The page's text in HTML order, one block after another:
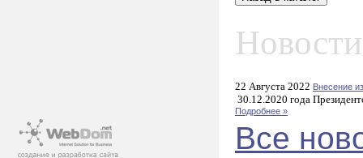
22 Августа 2022 Внесение
30.12.2020 года
Подробнее »
Все